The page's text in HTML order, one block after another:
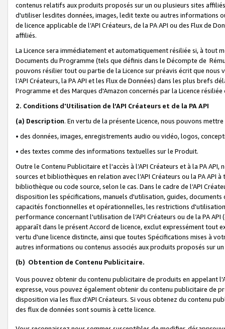
contenus relatifs aux produits proposés sur un ou plusieurs sites
d'utiliser lesdites données, images, ledit texte ou autres informations
de licence applicable de l’API Créateurs, de la PA API ou des Flux de
affiliés.
La Licence sera immédiatement et automatiquement résiliée si, à
Documents du Programme (tels que définis dans le Décompte de
pouvons résilier tout ou partie de la Licence sur préavis écrit que
l’API Créateurs, la PA API et les Flux de Données) dans les plus
Programme et des Marques d'Amazon concernés par la Licence
2. Conditions d'Utilisation de l’API Créateurs et de la PA API
(a) Description. En vertu de la présente Licence, nous pouvons
• des données, images, enregistrements audio ou vidéo, logos,
• des textes comme des informations textuelles sur le Produit.
Outre le Contenu Publicitaire et l'accès à l’API Créateurs et à la PA
sources et bibliothèques en relation avec l’API Créateurs ou la PA
bibliothèque ou code source, selon le cas. Dans le cadre de l’API
disposition les spécifications, manuels d'utilisation, guides,
capacités fonctionnelles et opérationnelles, les restrictions
performance concernant l'utilisation de l’API Créateurs ou de la PA
apparaît dans le présent Accord de licence, exclut expressément tout
vertu d'une licence distincte, ainsi que toutes Spécifications mises à
autres informations ou contenus associés aux produits proposés sur
(b) Obtention de Contenu Publicitaire.
Vous pouvez obtenir du contenu publicitaire de produits en appelant
expresse, vous pouvez également obtenir du contenu publicitaire de
disposition via les flux d'API Créateurs. Si vous obtenez du contenu
des flux de données sont soumis à cette licence.